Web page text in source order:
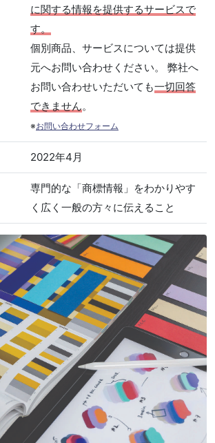
に関する情報を提供するサービスで
す。
個別商品、サービスについては提供
元へお問い合わせください。 弊社へ
お問い合わせいただいても一切回答
できません。
※お問い合わせフォーム
2022年4月
専門的な「商標情報」をわかりやす
く広く一般の方々に伝えること